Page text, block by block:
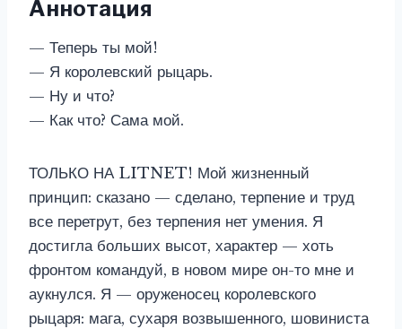
Аннотация
— Теперь ты мой!
— Я королевский рыцарь.
— Ну и что?
— Как что? Сама мой.
ТОЛЬКО НА LITNET! Мой жизненный
принцип: сказано — сделано, терпение и труд
все перетрут, без терпения нет умения. Я
достигла больших высот, характер — хоть
фронтом командуй, в новом мире он-то мне и
аукнулся. Я — оруженосец королевского
рыцаря: мага, сухаря возвышенного, шовиниста